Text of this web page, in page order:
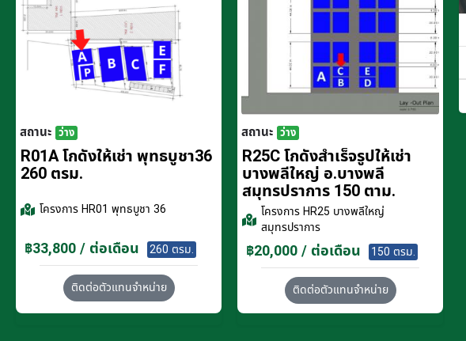
สถานะ ว่าง
R01A โกดังให้เช่า พุทธบูชา36
260 ตรม.
โครงการHR01 พุทธบูชา 36
฿33,800 / ต่อเดือน 260 ตรม.
ติดต่อตัวแทนจำหน่าย
สถานะ ว่าง
R25C โกดังสำเร็จรูปให้เช่า
บางพลีใหญ่ อ.บางพลี
สมุทรปราการ 150 ตาม.
โครงการHR25 บางพลีใหญ่
สมุทรปราการ
฿20,000 / ต่อเดือน 150 ตรม.
ติดต่อตัวแทนจำหน่าย